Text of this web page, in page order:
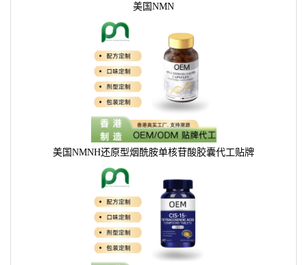
美国NMN
美国NMNH还原型烟酰胺单核苷酸胶囊代工贴牌